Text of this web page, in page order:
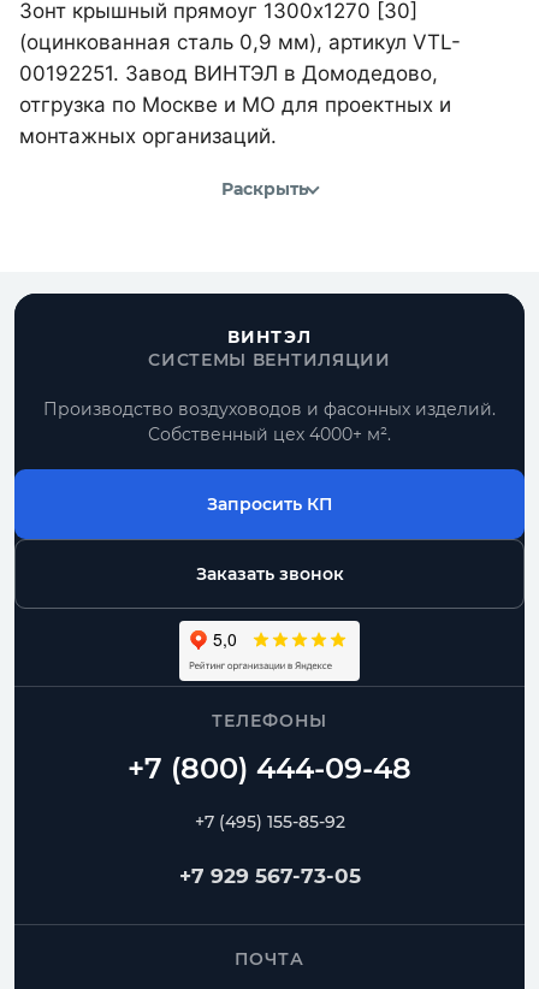
Зонт крышный прямоуг 1300х1270 [30]
(оцинкованная сталь 0,9 мм), артикул VTL-
00192251. Завод ВИНТЭЛ в Домодедово,
отгрузка по Москве и МО для проектных и
монтажных организаций.
Раскрыть
ВИНТЭЛ
СИСТЕМЫ ВЕНТИЛЯЦИИ
Производство воздуховодов и фасонных изделий.
Собственный цех 4000+ м².
Запросить КП
Заказать звонок
ТЕЛЕФОНЫ
+7 (495) 155-85-92
+7 929 567-73-05
ПОЧТА